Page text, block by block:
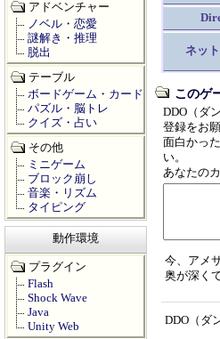
ネッ
このゲ
DDO（ダ
登録をお
面白かっ
い。
あなたの
今、アメ
奥が深く
DDO（ダ
アドベンチャー
ノベル・恋愛
謎解き・推理
脱出
テーブル
ボードゲーム・カード
パズル・脳トレ
クイズ・占い
その他
ミニゲーム
ブロック崩し
音楽・リズム
タイピング
動作環境
プラグイン
Flash
Shock Wave
Java
Unity Web